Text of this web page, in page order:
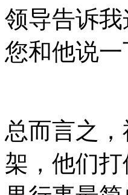
领导告诉
您和他说一
总而言之
架，他们